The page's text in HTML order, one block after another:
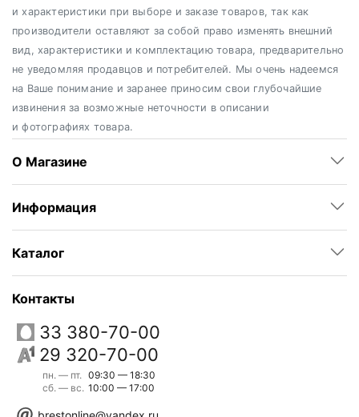
и характеристики при выборе и заказе товаров, так как
производители оставляют за собой право изменять внешний
вид, характеристики и комплектацию товара, предварительно
не уведомляя продавцов и потребителей. Мы очень надеемся
на Ваше понимание и заранее приносим свои глубочайшие
извинения за возможные неточности в описании
и фотографиях товара.
О Магазине
Информация
Каталог
Контакты
33 380-70-00
29 320-70-00
пн. — пт.
сб. — вс.
09:30 — 18:30
10:00 — 17:00